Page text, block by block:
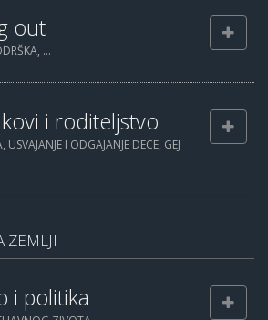
out
...
i roditeljstvo
USVAJANJE I ODGAJANJE DECE, GEJ
ZEMLJI
i politika